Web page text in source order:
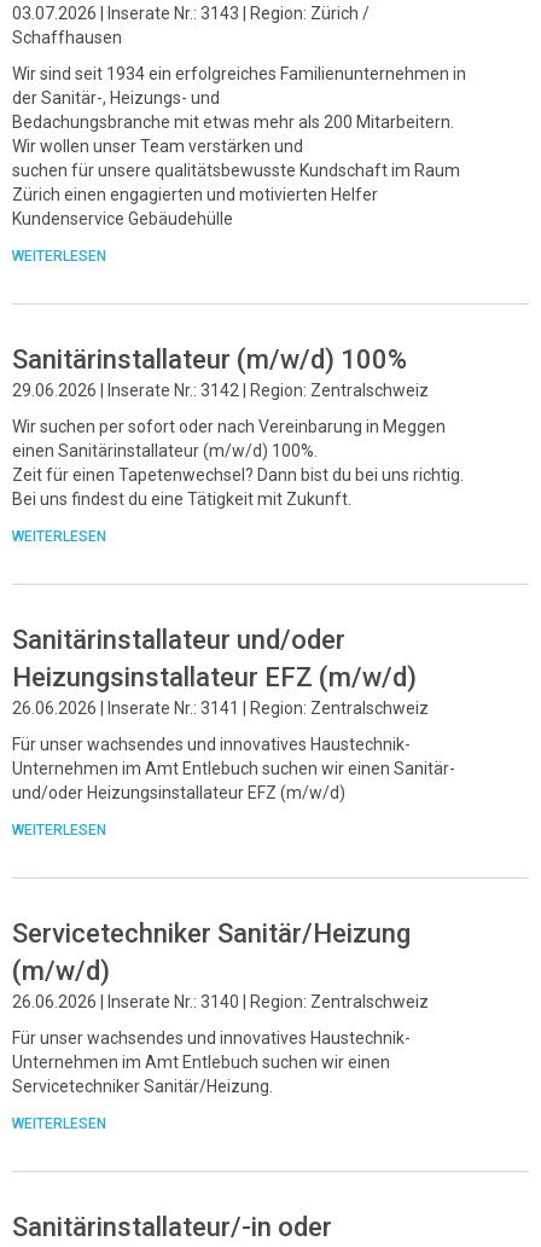
03.07.2026 | Inserate Nr.: 3143 | Region: Zürich /
Schaffhausen
Wir sind seit 1934 ein erfolgreiches Familienunternehmen in
der Sanitär-, Heizungs- und
Bedachungsbranche mit etwas mehr als 200 Mitarbeitern.
Wir wollen unser Team verstärken und
suchen für unsere qualitätsbewusste Kundschaft im Raum
Zürich einen engagierten und motivierten Helfer
Kundenservice Gebäudehülle
WEITERLESEN
Sanitärinstallateur (m/w/d) 100%
29.06.2026 | Inserate Nr.: 3142 | Region: Zentralschweiz
Wir suchen per sofort oder nach Vereinbarung in Meggen
einen Sanitärinstallateur (m/w/d) 100%.
Zeit für einen Tapetenwechsel? Dann bist du bei uns richtig.
Bei uns findest du eine Tätigkeit mit Zukunft.
WEITERLESEN
Sanitärinstallateur und/oder
Heizungsinstallateur EFZ (m/w/d)
26.06.2026 | Inserate Nr.: 3141 | Region: Zentralschweiz
Für unser wachsendes und innovatives Haustechnik-
Unternehmen im Amt Entlebuch suchen wir einen Sanitär-
und/oder Heizungsinstallateur EFZ (m/w/d)
WEITERLESEN
Servicetechniker Sanitär/Heizung
(m/w/d)
26.06.2026 | Inserate Nr.: 3140 | Region: Zentralschweiz
Für unser wachsendes und innovatives Haustechnik-
Unternehmen im Amt Entlebuch suchen wir einen
Servicetechniker Sanitär/Heizung.
WEITERLESEN
Sanitärinstallateur/-in oder